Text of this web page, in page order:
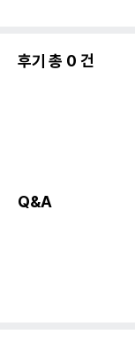
후기 총 0 건
Q&A